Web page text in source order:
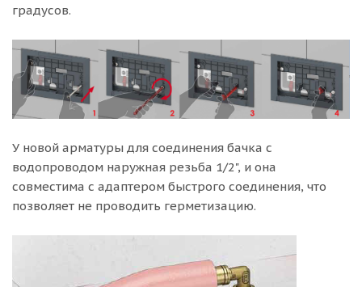
градусов.
У новой арматуры для соединения бачка с
водопроводом наружная резьба 1/2", и она
совместима с адаптером быстрого соединения, что
позволяет не проводить герметизацию.